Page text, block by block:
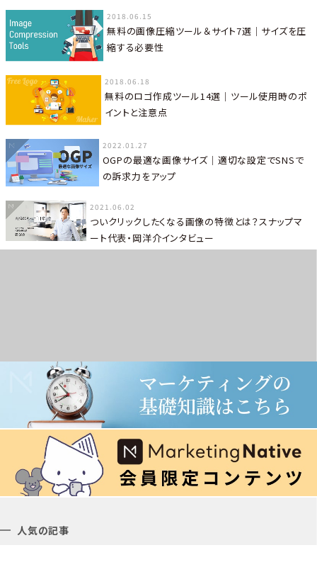
2018.06.15
無料の画像圧縮ツール＆サイト7選│サイズを圧
縮する必要性
2018.06.18
無料のロゴ作成ツール14選│ツール使用時のポ
イントと注意点
2022.01.27
OGPの最適な画像サイズ｜適切な設定でSNSで
の訴求力をアップ
2021.06.02
ついクリックしたくなる画像の特徴とは？スナップマ
ート代表・岡洋介インタビュー
人気の記事